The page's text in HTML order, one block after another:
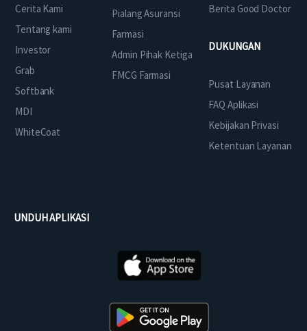
Cerita Kami
Tentang kami
Investor
Grab
Softbank
MDI
WhiteCoat
Pialang Asuransi
Farmasi
Admin Pihak Ketiga
FMCG Farmasi
Berita Good Doctor
DUKUNGAN
Pusat Layanan
FAQ Aplikasi
Kebijakan Privasi
Ketentuan Layanan
UNDUH APLIKASI